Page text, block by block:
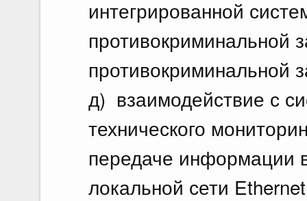
интегрированной
противокриминальной
противокриминальной
д) взаимодействие с
технического
передаче информации
локальной сети